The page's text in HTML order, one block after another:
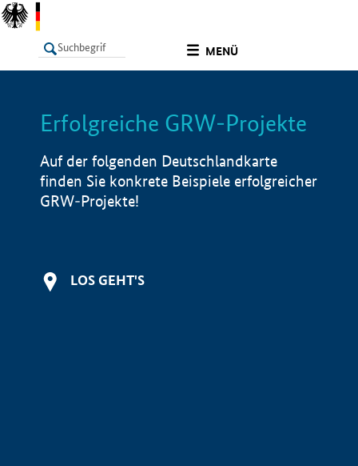
MENÜ
LISTE Info
Erfolgreiche GRW-Projekte
Auf der folgenden Deutschlandkarte
finden Sie konkrete Beispiele erfolgreicher
GRW-Projekte!
LOS GEHT'S